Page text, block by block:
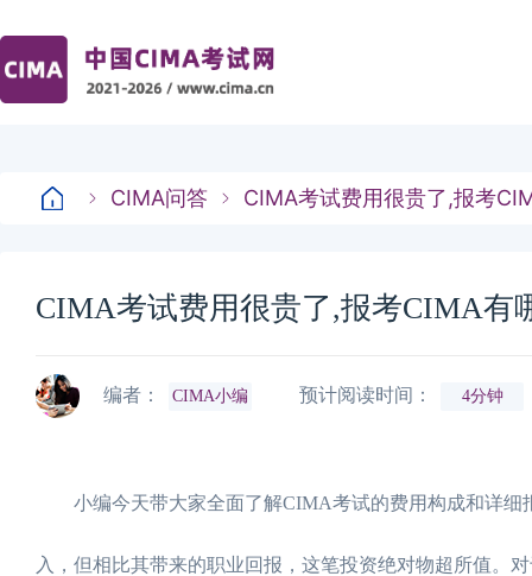
CIMA问答 CIMA考试费用很贵了,报考
CIMA考试费用很贵了,报考CIMA有
编者： CIMA小编 预计阅读时间： 4分钟
小编今天带大家全面了解CIMA考试的费用构成和详细
入，但相比其带来的职业回报，这笔投资绝对物超所值。